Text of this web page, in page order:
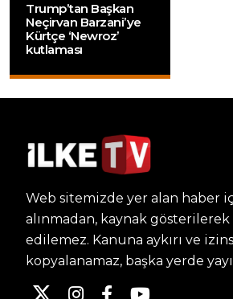
Trump’tan Başkan
Neçirvan Barzani’ye
Kürtçe ‘Newroz’
kutlaması
Web sitemizde yer alan haber
alınmadan, kaynak
edilemez. Kanuna aykırı ve
kopyalanamaz, başka yerde